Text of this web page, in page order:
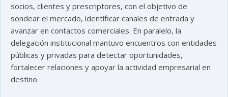
socios, clientes y prescriptores, con el objetivo de
sondear el mercado, identificar canales de entrada y
avanzar en contactos comerciales. En paralelo, la
delegación institucional mantuvo encuentros con entidades
públicas y privadas para detectar oportunidades,
fortalecer relaciones y apoyar la actividad empresarial en
destino.